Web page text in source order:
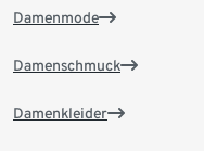
Damenmode
Damenschmuck
Damenkleider